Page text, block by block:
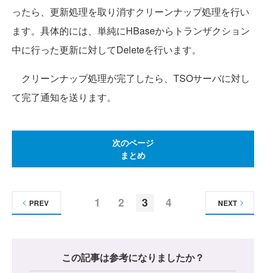
ったら、更新処理を取り消すクリーンナップ処理を行い
ます。具体的には、単純にHBaseからトランザクション
中に行った更新に対してDeleteを行います。
クリーンナップ処理が完了したら、TSOサーバに対し
て完了通知を送ります。
次のページ
まとめ
1 2 3 4
PREV NEXT
この記事は参考になりましたか？